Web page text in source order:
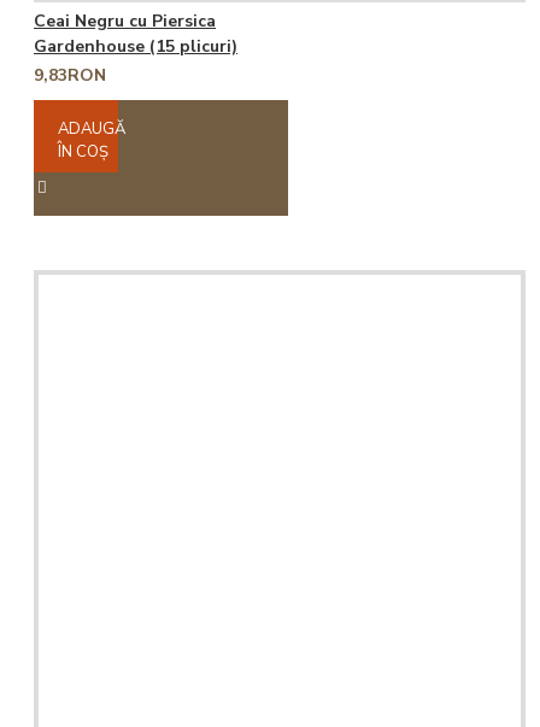
Ceai Negru cu Piersica
Gardenhouse (15 plicuri)
9,83RON
ADAUGĂ
ÎN COŞ